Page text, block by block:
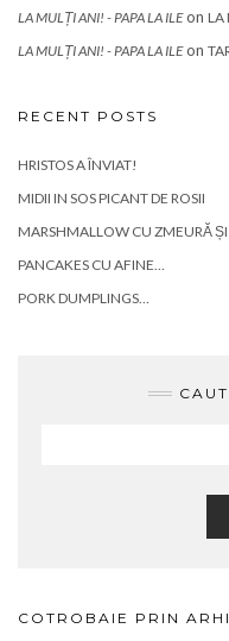
LA MULȚI ANI! - PAPA LA ILEon LA
LA MULȚI ANI! - PAPA LA ILEon
RECENT POSTS
HRISTOS A ÎNVIAT!
MIDII IN SOS PICANT DE ROSII
MARSHMALLOW CU ZMEURĂ ȘI
PANCAKES CU AFINE…
PORK DUMPLINGS…
COTROBAIE PRIN